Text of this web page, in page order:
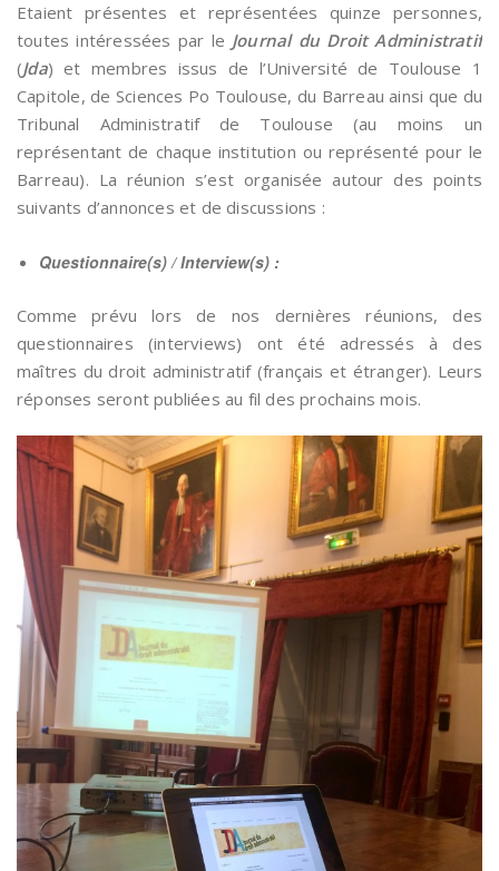
Etaient présentes et représentées quinze personnes,
toutes intéressées par le Journal du Droit Administratif
(Jda) et membres issus de l’Université de Toulouse 1
Capitole, de Sciences Po Toulouse, du Barreau ainsi que du
Tribunal Administratif de Toulouse (au moins un
représentant de chaque institution ou représenté pour le
Barreau). La réunion s’est organisée autour des points
suivants d’annonces et de discussions :
Questionnaire(s) / Interview(s) :
Comme prévu lors de nos dernières réunions, des
questionnaires (interviews) ont été adressés à des
maîtres du droit administratif (français et étranger). Leurs
réponses seront publiées au fil des prochains mois.